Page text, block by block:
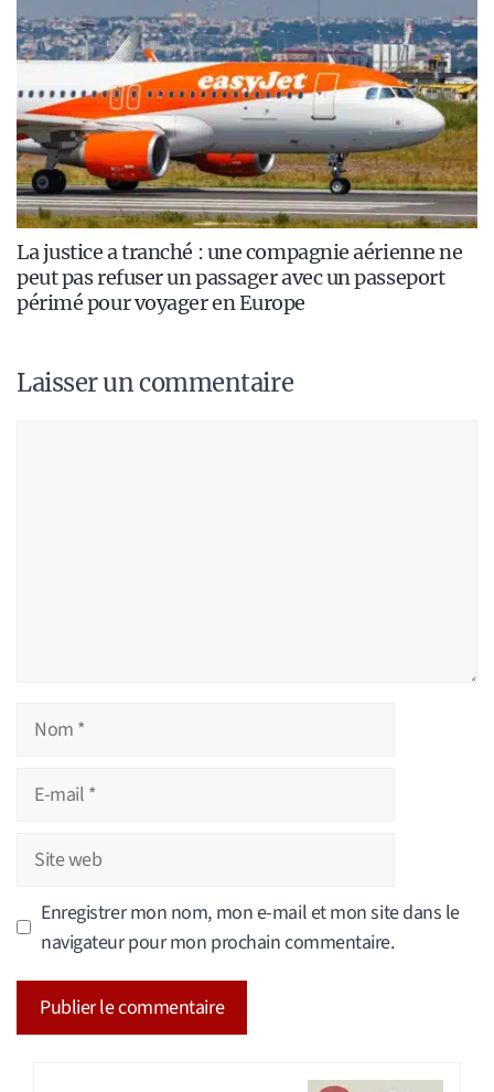
La justice a tranché : une compagnie aérienne ne
peut pas refuser un passager avec un passeport
périmé pour voyager en Europe
Laisser un commentaire
Nom
Site
web
Enregistrer mon nom, mon e-mail et mon site dans le
navigateur pour mon prochain commentaire.